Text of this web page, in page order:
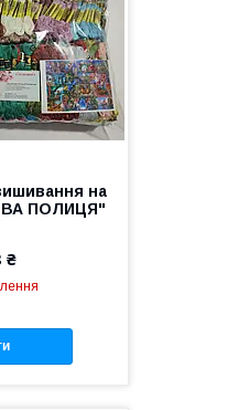
на
ПОЛИЦЯ"
₴